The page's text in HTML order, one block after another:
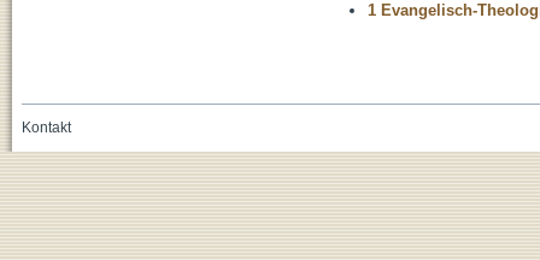
1 Evangelisch-
Kontakt